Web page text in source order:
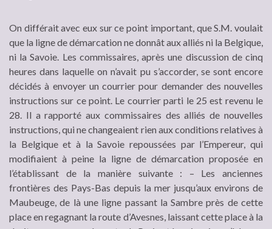
On différait avec eux sur ce point important, que S.M. voulait
que la ligne de démarcation ne donnât aux alliés ni la Belgique,
ni la Savoie. Les commissaires, après une discussion de cinq
heures dans laquelle on n’avait pu s’accorder, se sont encore
décidés à envoyer un courrier pour demander des nouvelles
instructions sur ce point. Le courrier parti le 25 est revenu le
28. Il a rapporté aux commissaires des alliés de nouvelles
instructions, qui ne changeaient rien aux conditions relatives à
la Belgique et à la Savoie repoussées par l’Empereur, qui
modifiaient à peine la ligne de démarcation proposée en
l’établissant de la manière suivante : – Les anciennes
frontières des Pays-Bas depuis la mer jusqu’aux environs de
Maubeuge, de là une ligne passant la Sambre près de cette
place en regagnant la route d’Avesnes, laissant cette place à la